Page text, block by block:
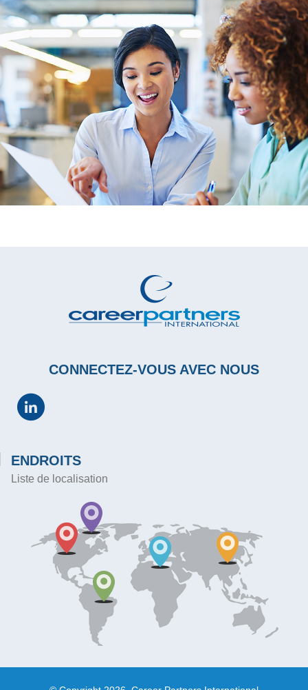
CONNECTEZ-VOUS AVEC NOUS
ENDROITS
Liste de localisation